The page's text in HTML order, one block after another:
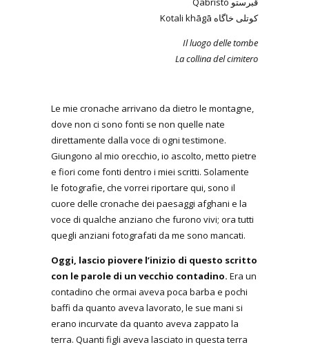
Kotali khāgā کوتلی خاگاه
Il luogo delle tombe
La collina del cimitero
Le mie cronache arrivano da dietro le montagne,
dove non ci sono fonti se non quelle nate
direttamente dalla voce di ogni testimone.
Giungono al mio orecchio, io ascolto, metto pietre
e fiori come fonti dentro i miei scritti. Solamente
le fotografie, che vorrei riportare qui, sono il
cuore delle cronache dei paesaggi afghani e la
voce di qualche anziano che furono vivi; ora tutti
quegli anziani fotografati da me sono mancati.
Oggi, lascio piovere l’inizio di questo scritto
con le parole di un vecchio contadino. Era un
contadino che ormai aveva poca barba e pochi
baffi da quanto aveva lavorato, le sue mani si
erano incurvate da quanto aveva zappato la
terra. Quanti figli aveva lasciato in questa terra